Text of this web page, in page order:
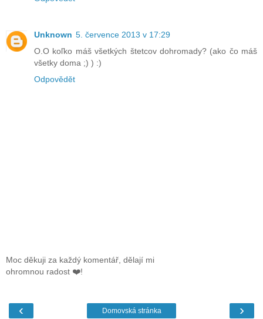
Unknown 5. července 2013 v 17:29
O.O koľko máš všetkých štetcov dohromady? (ako čo máš
všetky doma ;) ) :)
Odpovědět
Moc děkuji za každý komentář, dělají mi
ohromnou radost ❤️!
‹ ›
Domovská stránka